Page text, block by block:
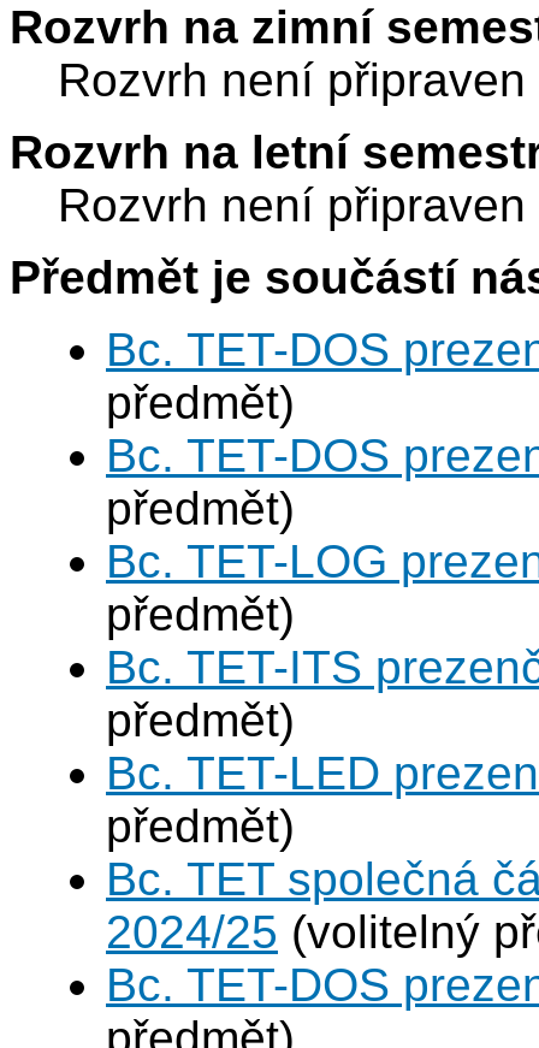
Rozvrh na zimní
Rozvrh není připraven
Rozvrh na letní
Rozvrh není připraven
Předmět je součástí
Bc. TET-DOS
předmět)
Bc. TET-DOS
předmět)
Bc. TET-LOG
předmět)
Bc. TET-ITS
předmět)
Bc. TET-LED
předmět)
Bc. TET společná
2024/25 (volitelný
Bc. TET-DOS